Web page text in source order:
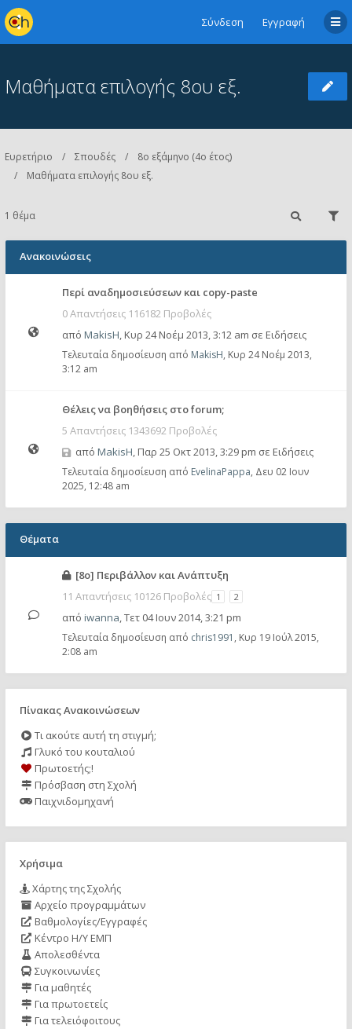
Σύνδεση Εγγραφή
Μαθήματα επιλογής 8ου εξ.
Ευρετήριο Σπουδές
8ο εξάμηνο (4ο έτος)
Μαθήματα επιλογής 8ου εξ.
1 θέμα
Ανακοινώσεις
Περί αναδημοσιεύσεων και copy-paste
0 Απαντήσεις 116182 Προβολές
από MakisH, Κυρ 24 Νοέμ 2013, 3:12 am σε Ειδήσεις
Τελευταία δημοσίευση από MakisH, Κυρ 24 Νοέμ 2013,
3:12 am
Θέλεις να βοηθήσεις στο forum;
5 Απαντήσεις 1343692 Προβολές
από MakisH, Παρ 25 Οκτ 2013, 3:29 pm σε Ειδήσεις
Τελευταία δημοσίευση από EvelinaPappa, Δευ 02 Ιουν
2025, 12:48 am
Θέματα
[8ο] Περιβάλλον και Ανάπτυξη
11 Απαντήσεις 10126 Προβολές 1 2
από iwanna,Τετ 04 Ιουν 2014, 3:21 pm
Τελευταία δημοσίευση από chris1991 , Κυρ 19 Ιούλ 2015,
2:08 am
Πίνακας Ανακοινώσεων
Τι ακούτε αυτή τη στιγμή;
Γλυκό του κουταλιού
Πρωτοετής;!
Πρόσβαση στη Σχολή
Παιχνιδομηχανή
Χρήσιμα
Χάρτης της Σχολής
Αρχείο προγραμμάτων
Βαθμολογίες/Εγγραφές
Κέντρο Η/Υ ΕΜΠ
Απολεσθέντα
Συγκοινωνίες
Για μαθητές
Για πρωτοετείς
Για τελειόφοιτους